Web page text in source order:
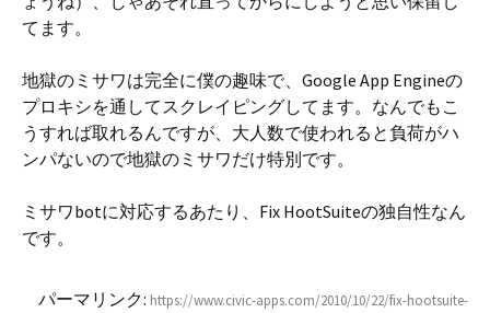
てます。
地獄のミサワは完全に僕の趣味で、Google App Engineの
プロキシを通してスクレイピングしてます。なんでもこ
うすれば取れるんですが、大人数で使われると負荷がハ
ンパないので地獄のミサワだけ特別です。
ミサワbotに対応するあたり、Fix HootSuiteの独自性なん
です。
パーマリンク: https://www.civic-apps.com/2010/10/22/fix-hootsuite-